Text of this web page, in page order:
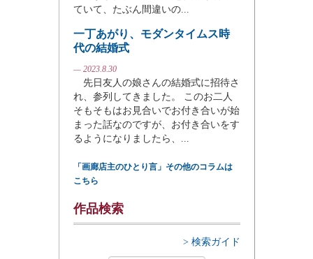
ていて、たぶん間違いの...
一丁あがり、モダンタイムス時
代の結婚式
— 2023.8.30
先日友人の娘さんの結婚式に招待さ
れ、参列してきました。 このお二人
そもそもはお見合いでお付き合いが始
まった話なのですが、お付き合いをす
るようになりましたら、...
「画廊店主のひとり言」その他のコラムは
こちら
作品検索
> 検索ガイド